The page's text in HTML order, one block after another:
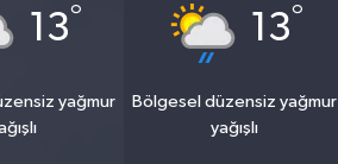
13°
yağmur
13°
Bölgesel düzensiz yağmur
yağışlı